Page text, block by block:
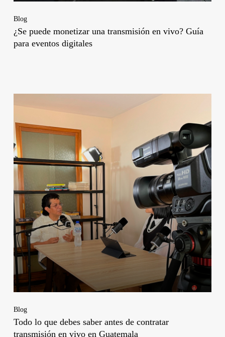
Blog
¿Se puede monetizar una transmisión en vivo? Guía
para eventos digitales
Blog
Todo lo que debes saber antes de contratar
transmisión en vivo en Guatemala